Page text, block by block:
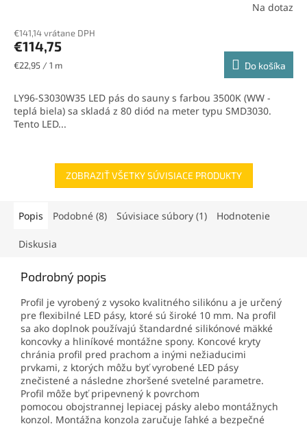
Na dotaz
€141,14 vrátane DPH
€114,75
Jednotková
€22,95 / 1 m Do košíka
LY96-S3030W35 LED pás do sauny s farbou 3500K (WW -
teplá biela) sa skladá z 80 diód na meter typu SMD3030.
Tento LED...
ZOBRAZIŤ VŠETKY SÚVISIACE PRODUKTY
Popis Podobné (8) Súvisiace súbory (1) Hodnotenie
Diskusia
Podrobný popis
Profil je vyrobený z vysoko kvalitného silikónu a je určený
pre flexibilné LED pásy, ktoré sú široké 10 mm. Na profil
sa ako doplnok používajú štandardné silikónové mäkké
koncovky a hliníkové montážne spony. Koncové kryty
chránia profil pred prachom a inými nežiaducimi
prvkami, z ktorých môžu byť vyrobené LED pásy
znečistené a následne zhoršené svetelné parametre.
Profil môže byť pripevnený k povrchom
pomocou obojstrannej lepiacej pásky alebo montážnych
konzol. Montážna konzola zaručuje ľahké a bezpečné